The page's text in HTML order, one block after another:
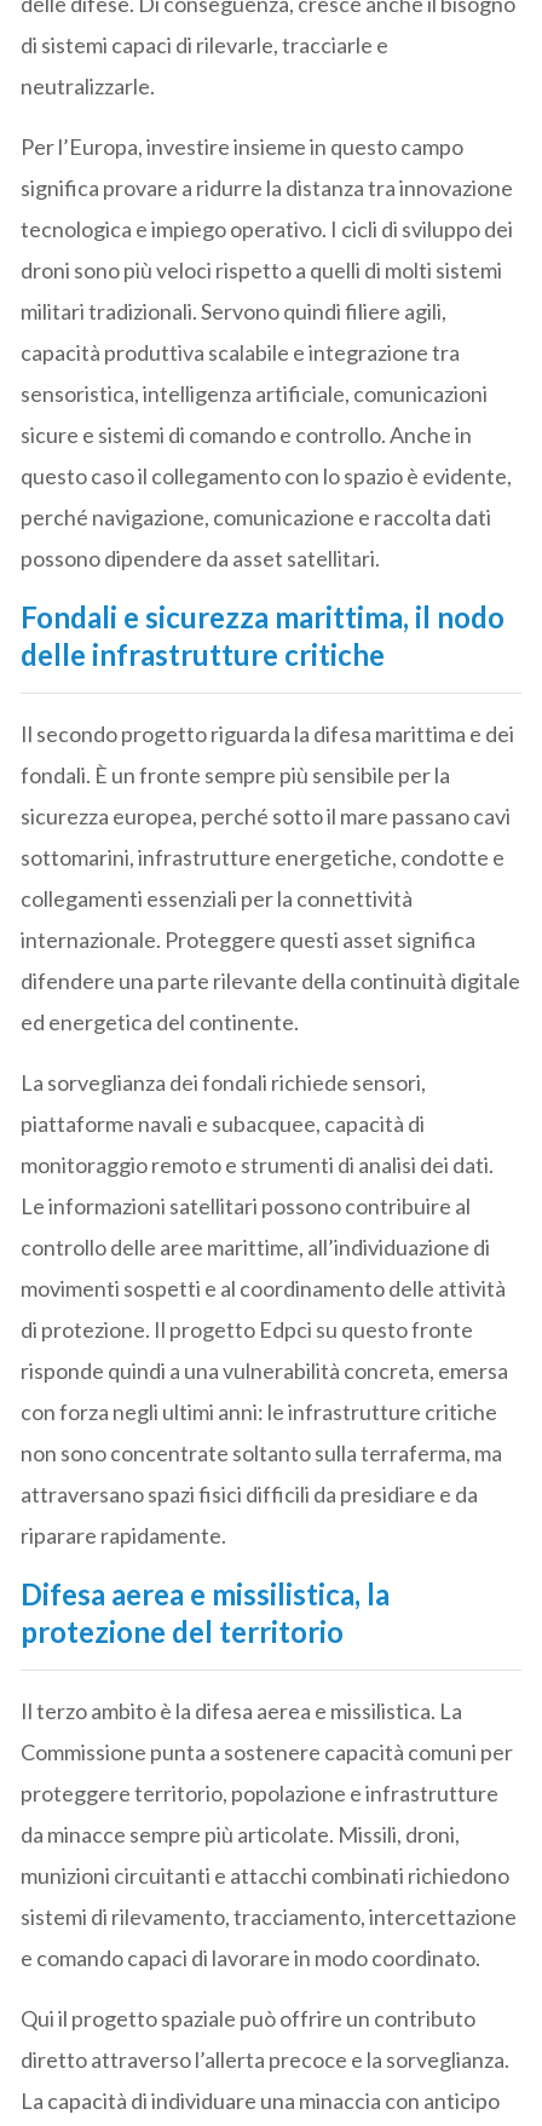
di sistemi capaci di rilevarle, tracciarle e
neutralizzarle.
Per l’Europa, investire insieme in questo campo
significa provare a ridurre la distanza tra innovazione
tecnologica e impiego operativo. I cicli di sviluppo dei
droni sono più veloci rispetto a quelli di molti sistemi
militari tradizionali. Servono quindi filiere agili,
capacità produttiva scalabile e integrazione tra
sensoristica, intelligenza artificiale, comunicazioni
sicure e sistemi di comando e controllo. Anche in
questo caso il collegamento con lo spazio è evidente,
perché navigazione, comunicazione e raccolta dati
possono dipendere da asset satellitari.
Fondali e sicurezza marittima, il nodo
delle infrastrutture critiche
Il secondo progetto riguarda la difesa marittima e dei
fondali. È un fronte sempre più sensibile per la
sicurezza europea, perché sotto il mare passano cavi
sottomarini, infrastrutture energetiche, condotte e
collegamenti essenziali per la connettività
internazionale. Proteggere questi asset significa
difendere una parte rilevante della continuità digitale
ed energetica del continente.
La sorveglianza dei fondali richiede sensori,
piattaforme navali e subacquee, capacità di
monitoraggio remoto e strumenti di analisi dei dati.
Le informazioni satellitari possono contribuire al
controllo delle aree marittime, all’individuazione di
movimenti sospetti e al coordinamento delle attività
di protezione. Il progetto Edpci su questo fronte
risponde quindi a una vulnerabilità concreta, emersa
con forza negli ultimi anni: le infrastrutture critiche
non sono concentrate soltanto sulla terraferma, ma
attraversano spazi fisici difficili da presidiare e da
riparare rapidamente.
Difesa aerea e missilistica, la
protezione del territorio
Il terzo ambito è la difesa aerea e missilistica. La
Commissione punta a sostenere capacità comuni per
proteggere territorio, popolazione e infrastrutture
da minacce sempre più articolate. Missili, droni,
munizioni circuitanti e attacchi combinati richiedono
sistemi di rilevamento, tracciamento, intercettazione
e comando capaci di lavorare in modo coordinato.
Qui il progetto spaziale può offrire un contributo
diretto attraverso l’allerta precoce e la sorveglianza.
La capacità di individuare una minaccia con anticipo